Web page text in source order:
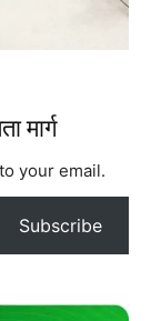
मार्ग
your email.
Subscribe